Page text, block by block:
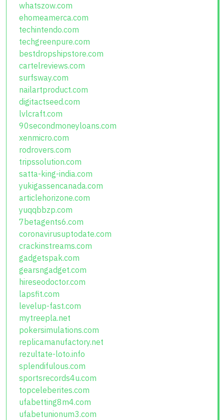
whatszow.com
ehomeamerca.com
techintendo.com
techgreenpure.com
bestdropshipstore.com
cartelreviews.com
surfsway.com
nailartproduct.com
digitactseed.com
lvlcraft.com
90secondmoneyloans.com
xenmicro.com
rodrovers.com
tripssolution.com
satta-king-india.com
yukigassencanada.com
articlehorizone.com
yuqqbbzp.com
7betagents6.com
coronavirusuptodate.com
crackinstreams.com
gadgetspak.com
gearsngadget.com
hireseodoctor.com
lapsfit.com
levelup-fast.com
mytreepla.net
pokersimulations.com
replicamanufactory.net
rezultate-loto.info
splendifulous.com
sportsrecords4u.com
topceleberites.com
ufabetting8m4.com
ufabetunionum3.com